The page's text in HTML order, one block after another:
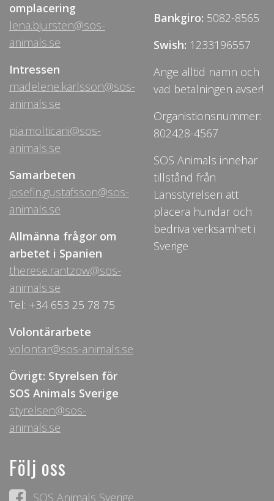
omplacering
lena.bjursten@sos-
animals.se
Intressen
madelene.karlsson@sos-
animals.se
pia.molticani@sos-
animals.se
Samarbeten
josefin.gustafsson@sos-
animals.se
Allmänna frågor om
arbetet i Spanien
therese.rantzow@sos-
animals.se
Tel: +34 653 25 78 75
Volontärarbete
volontar@sos-animals.se
Övrigt: Styrelsen för
SOS Animals Sverige
styrelsen@sos-
animals.se
Bankgiro: 5082-8565
Swish: 1233196557
Ange alltid namn och
vad betalningen avser!
Organistionsnummer:
802428-4567
SOS Animals innehar
tillstånd från
Länsstyrelsen att
placera hundar och
bedriva verksamhet i
Sverige
Följ oss
SOS Animals Sverige